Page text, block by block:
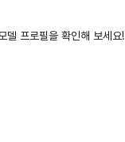
델 프로필을 확인해 보세요!